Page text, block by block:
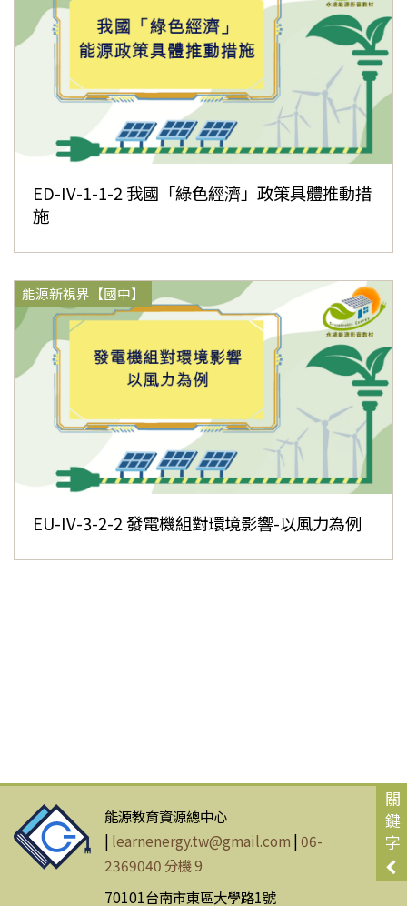
ED-IV-1-1-2 我國「綠色經濟」政策具體推動措
施
能源新視界【國中】
EU-IV-3-2-2 發電機組對環境影響-以風力為例
關
鍵
字
能源教育資源總中心
| learnenergy.tw@gmail.com |06-
2369040 分機 9
70101台南市東區大學路1號